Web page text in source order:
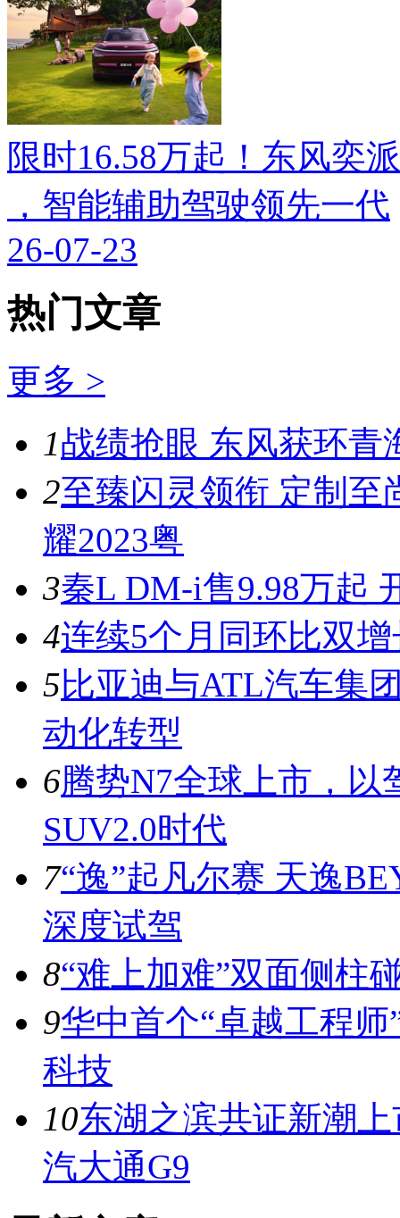
限时16.58万起！东风奕
，智能辅助驾驶领先一代
26-07-23
热门文章
更多 >
1战绩抢眼 东风获环青
2至臻闪灵领衔 定制至
耀2023粤
3秦L DM-i售9.98万起
4连续5个月同环比双
5比亚迪与ATL汽车集
动化转型
6腾势N7全球上市，以
SUV2.0时代
7“逸”起凡尔赛 天逸
深度试驾
8“难上加难”双面侧柱
9华中首个“卓越工程
科技
10东湖之滨共证新潮
汽大通G9